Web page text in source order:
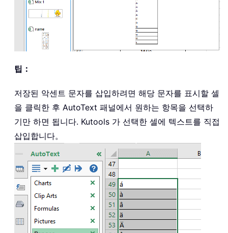
팁：
저장된 악센트 문자를 삽입하려면 해당 문자를 표시할 셀
을 클릭한 후 AutoText 패널에서 원하는 항목을 선택하
기만 하면 됩니다. Kutools 가 선택한 셀에 텍스트를 직접
삽입합니다。